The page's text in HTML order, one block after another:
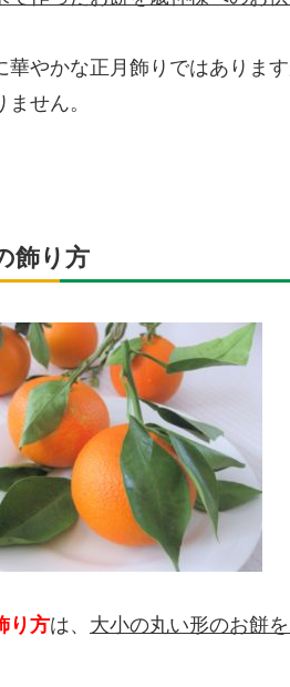
華やかな正月飾りではありま
せん。
飾り方
り方は、 大小の丸い形のお餅